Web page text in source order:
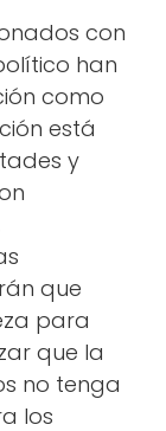
con
han
como
está
y
que
para
que la
no tenga
los